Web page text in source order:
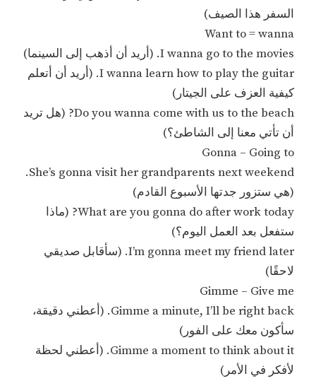
السفر هذا الصيف)
Want to = wanna
I wanna go to the movies. (أريد أن أذهب إلى السينما)
I wanna learn how to play the guitar. (أريد أن أتعلم
كيفية العزف على الجيتار)
Do you wanna come with us to the beach? (هل تريد
أن تأتي معنا إلى الشاطئ؟)
Gonna – Going to
She’s gonna visit her grandparents next weekend.
(هي ستزور جدتها الأسبوع القادم)
What are you gonna do after work today? (ماذا
ستفعل بعد العمل اليوم؟)
I’m gonna meet my friend later. (سأقابل صديقي
لاحقًا)
Gimme – Give me
Gimme a minute, I’ll be right back. (أعطني دقيقة،
سأكون معك على الفور)
Gimme a moment to think about it. (أعطني لحظة
لأفكر في الأمر)